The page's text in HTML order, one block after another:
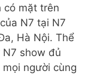
có mặt trên
N7 tại N7
Hà Nội. Thể
show đủ
mọi người cùng